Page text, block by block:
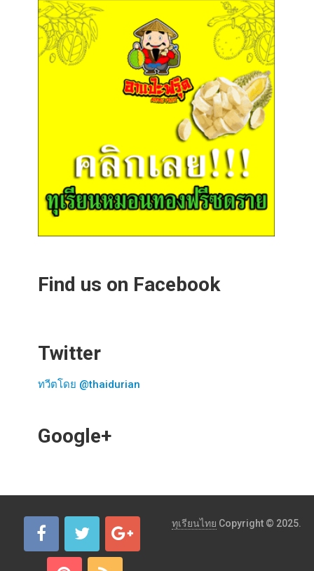
Find us on Facebook
Twitter
ทวีตโดย @thaidurian
Google+
ทุเรียนไทย Copyright © 2025.